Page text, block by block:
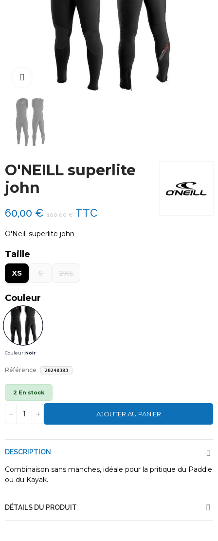
Cliquez pour agrandir
O'NEILL superlite
john
60,00 € 100,00 € TTC
O'Neill superlite john
Taille
XS S 2XL
Couleur
Couleur :Noir
Référence 20248383
2 En stock
AJOUTER AU PANIER
DESCRIPTION
Combinaison sans manches, idéale pour la pritique du Paddle
ou du Kayak.
DÉTAILS DU PRODUIT